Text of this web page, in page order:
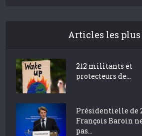
Articles les
212 militants et
protecteurs de...
Présidentielle de
François Baroin
pas...